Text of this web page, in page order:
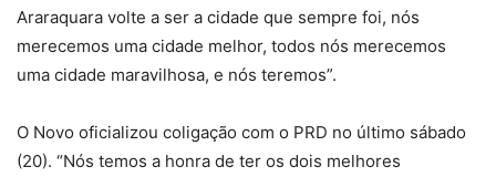
Araraquara volte a ser a cidade que sempre foi, nós
merecemos uma cidade melhor, todos nós merecemos
uma cidade maravilhosa, e nós teremos”.
O Novo oficializou coligação com o PRD no último sábado
(20). “Nós temos a honra de ter os dois melhores